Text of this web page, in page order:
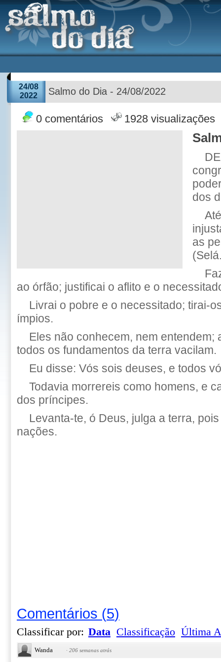
24/08
2022
Salmo do Dia - 24/08/2022
0 comentários 1928 visualizações
dos
as
ao órfão; justificai o aflito e o
Livrai o pobre e o necessitado; tirai-
ímpios.
Eles não conhecem, nem entendem;
todos os fundamentos da terra vacilam.
Eu disse: Vós sois deuses, e todos
Todavia morrereis como homens, e
dos príncipes.
Levanta-te, ó Deus, julga a terra,
nações.
Comentários (5)
Classificar por: Data Classificação Última
Wanda · 206 semanas atrás